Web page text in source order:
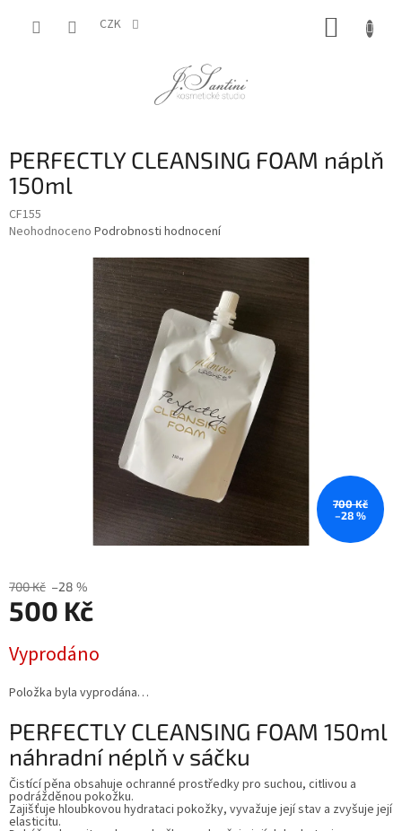
CZK
PERFECTLY CLEANSING FOAM náplň
150ml
CF155
Průměrné
Neohodnoceno Podrobnosti hodnocení
700 Kč
–28 %
700 Kč –28 %
500 Kč
cena:
Vyprodáno
Položka byla vyprodána…
PERFECTLY CLEANSING FOAM 150ml
náhradní néplň v sáčku
Čistící pěna obsahuje ochranné prostředky pro suchou, citlivou a
podrážděnou pokožku.
Zajišťuje hloubkovou hydrataci pokožky, vyvažuje její stav a zvyšuje její
elasticitu.